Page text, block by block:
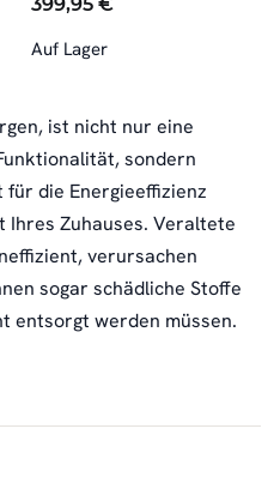
Auf Lager
ist nicht nur eine
sondern
die Energieeffizienz
Zuhauses. Veraltete
verursachen
sogar schädliche Stoffe
entsorgt werden müssen.